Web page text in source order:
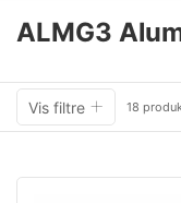
ALMG3
Vis filtre 18